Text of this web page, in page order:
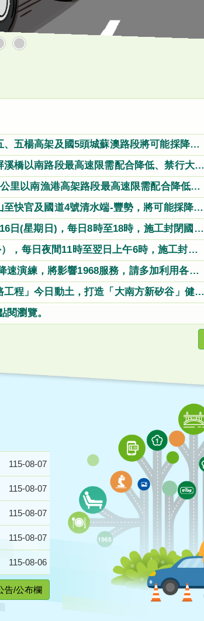
五楊高架及國5頭城蘇澳路段將可能採降
橋以南路段最高速限需配合降低、禁行大型
里以南漁港高架路段最高速限需配合降低、
快官及國道4號清水端-豐勢，將可能採降速
日(星期日)，每日8時至18時，施工封閉國道
）及新生高架雙向全線(373k漁港路(草衙路)
道行駛。
，每日夜間11時至翌日上午6時，施工封閉
入口匝道
速演練，將影響1968服務，請多加利用各類
工程」今日動土，打造「大南方新矽谷」健全
閱瀏覽。
115-08-07
115-08-07
115-08-07
115-08-07
115-08-06
告/公布欄